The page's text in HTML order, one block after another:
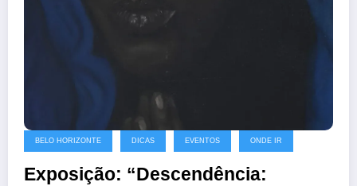
BELO HORIZONTE DICAS EVENTOS ONDE IR
Exposição: “Descendência: